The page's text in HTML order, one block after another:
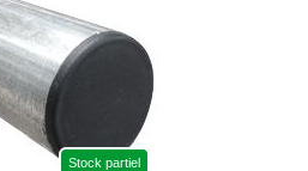
Stock partiel